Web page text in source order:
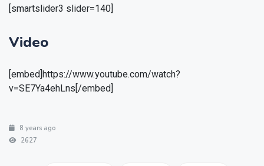
[smartslider3 slider=140]
Video
[embed]https://www.youtube.com/watch?
v=SE7Ya4ehLns[/embed]
8 years ago
2627